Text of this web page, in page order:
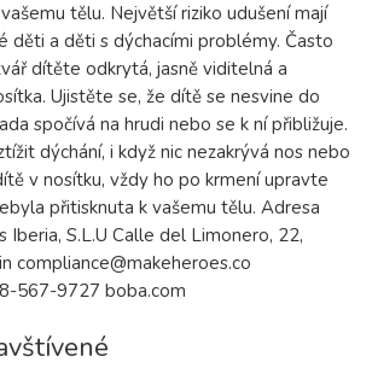
tělu. Největší riziko udušení mají
děti a děti s dýchacími problémy. Často
dítěte odkrytá, jasně viditelná a
Ujistěte se, že dítě se nesvine do
spočívá na hrudi nebo se k ní přibližuje.
dýchání, i když nic nezakrývá nos nebo
v nosítku, vždy ho po krmení upravte
přitisknuta k vašemu tělu. Adresa
Iberia, S.L.U Calle del Limonero, 22,
compliance@makeheroes.co
567-9727 boba.com